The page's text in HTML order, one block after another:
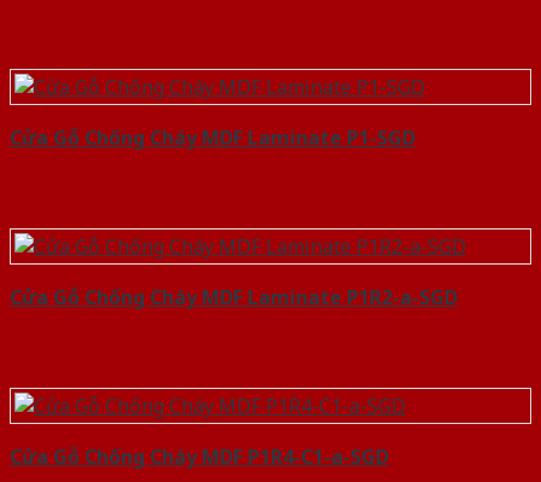
Cửa Gỗ Chống Cháy MDF Laminate P1-SGD
Cửa Gỗ Chống Cháy MDF Laminate P1R2-a-SGD
Cửa Gỗ Chống Cháy MDF P1R4-C1-a-SGD